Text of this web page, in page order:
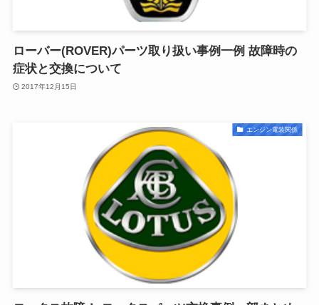
ローバー(ROVER)パーツ取り扱い事例一例 故障時の
症状と交換について
2017年12月15日
エンジン電装関係